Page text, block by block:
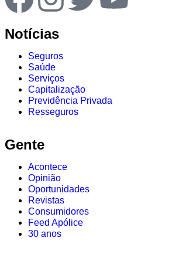
Notícias
Seguros
Saúde
Serviços
Capitalização
Previdência Privada
Resseguros
Gente
Acontece
Opinião
Oportunidades
Revistas
Consumidores
Feed Apólice
30 anos